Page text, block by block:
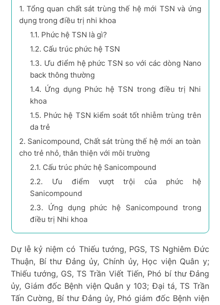
1. Tổng quan chất sát trùng thế hệ mới TSN và ứng
dụng trong điều trị nhi khoa
1.1. Phức hệ TSN là gì?
1.2. Cấu trúc phức hệ TSN
1.3. Ưu điểm hệ phức TSN so với các dòng Nano
back thông thường
1.4. Ứng dụng Phức hệ TSN trong điều trị Nhi
khoa
1.5. Phức hệ TSN kiểm soát tốt nhiễm trùng trên
da trẻ
2. Sanicompound, Chất sát trùng thế hệ mới an toàn
cho trẻ nhỏ, thân thiện với môi trường
2.1. Cấu trúc phức hệ Sanicompound
2.2. Ưu điểm vượt trội của phức hệ
Sanicompound
2.3. Ứng dụng phức hệ Sanicompound trong
điều trị Nhi khoa
Dự lễ kỷ niệm có Thiếu tướng, PGS, TS Nghiêm Đức
Thuận, Bí thư Đảng ủy, Chính ủy, Học viện Quân y;
Thiếu tướng, GS, TS Trần Viết Tiến, Phó bí thư Đảng
ủy, Giám đốc Bệnh viện Quân y 103; Đại tá, TS Trần
Tấn Cường, Bí thư Đảng ủy, Phó giám đốc Bệnh viện